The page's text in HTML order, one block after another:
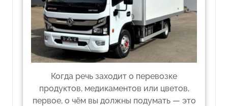
Когда речь заходит о перевозке
продуктов, медикаментов или цветов,
первое, о чём вы должны подумать — это